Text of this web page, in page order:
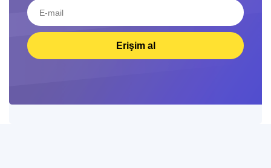
Erişim al